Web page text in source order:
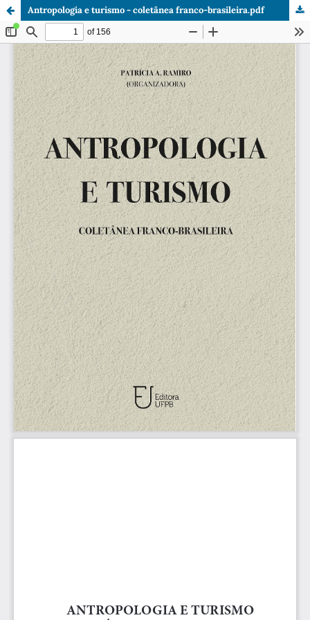
Antropologia e turismo - coletânea franco-brasileira.pdf